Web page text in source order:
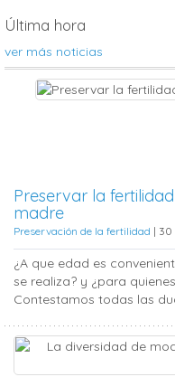
Última hora
ver más noticias
Preservar la
madre
Preservación de la fertilidad | 30
¿A que edad es
se realiza? y ¿para
Contestamos todas las